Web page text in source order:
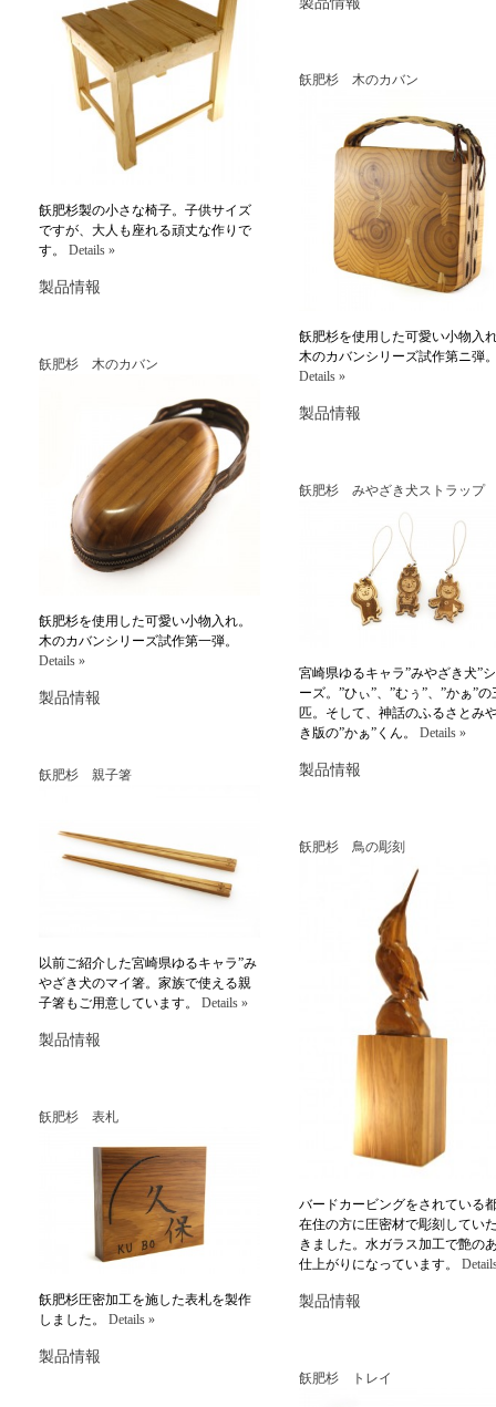
飫肥杉製の小さな椅子。子供サイズ
ですが、大人も座れる頑丈な作りで
す。 Details »
製品情報
飫肥杉 木のカバン
飫肥杉を使用した可愛い小物入
木のカバンシリーズ試作第ニ弾
Details »
製品情報
飫肥杉 木のカバン
飫肥杉を使用した可愛い小物入れ。
木のカバンシリーズ試作第一弾。
Details »
製品情報
飫肥杉 みやざき犬ストラップ
宮崎県ゆるキャラ”みやざき犬”
ーズ。”ひぃ”、”むぅ”、”かぁ”の
匹。そして、神話のふるさとみ
き版の”かぁ”くん。 Details »
製品情報
飫肥杉 親子箸
以前ご紹介した宮崎県ゆるキャラ”み
やざき犬のマイ箸。家族で使える親
子箸もご用意しています。 Details »
製品情報
飫肥杉 鳥の彫刻
バードカービングをされている
在住の方に圧密材で彫刻してい
きました。水ガラス加工で艶の
仕上がりになっています。
製品情報
飫肥杉 表札
飫肥杉圧密加工を施した表札を製作
しました。 Details »
製品情報
飫肥杉 トレイ